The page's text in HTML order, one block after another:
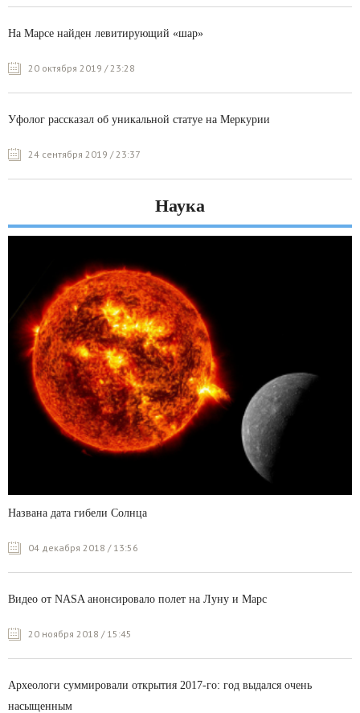
На Марсе найден левитирующий «шар»
20 октября 2019 / 23:28
Уфолог рассказал об уникальной статуе на Меркурии
24 сентября 2019 / 23:37
Наука
Названа дата гибели Солнца
04 декабря 2018 / 13:56
Видео от NASA анонсировало полет на Луну и Марс
20 ноября 2018 / 15:45
Археологи суммировали открытия 2017-го: год выдался очень
насыщенным